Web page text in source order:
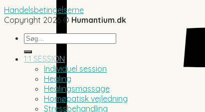
Handelsbetingelserne
Copyright 2026 © Humantium.dk
Søg
efter:
1:1 SESSION
Individuel session
Healing
Healingsmassage
Homøpatisk vejledning
Stressbehandling